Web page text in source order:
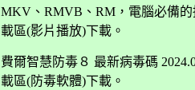
MKV、RMVB、RM，電腦必備
載區(影片播放)下載。
費爾智慧防毒８ 最新病毒碼
載區(防毒軟體)下載。